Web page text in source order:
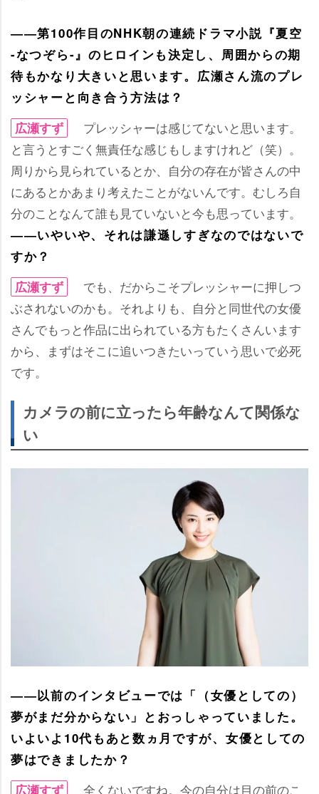
――第100作目のNHK朝の連続ドラマ小説『夏空
-なつぞら-』のヒロインも決定し、周囲からの期
待もかなり大きいと思います。広瀬さん流のプレ
ッシャーと向き合う方法は？
広瀬すず
プレッシャーは感じてないと思います。
と言うとすごく無責任な感じもしますけれど（笑）。
周りから見られているとか、自分の存在が皆さんの中
にあるとかあまり考えたことがないんです。むしろ自
分のことなんて誰も見ていないと今も思っています。
――いやいや、それは謙遜しすぎなのではないで
すか？
広瀬すず
でも、だからこそプレッシャーに押しつ
ぶされないのかも。それよりも、自分と同世代の女優
さんでもっと作品に出られている方もたくさんいます
から、まずはそこに追いつきたいっていう思いで必死
です。
カメラの前に立ったら年齢なんて関係な
い
――以前のインタビューでは「（女優としての）
夢がまだ分からない」とおっしゃっていました。
いよいよ10代もあと数ヵ月ですが、女優としての
夢はできましたか？
広瀬すず
全くないですね。今の自分は目の前のこ